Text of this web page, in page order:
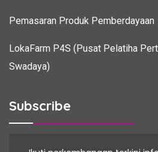
Pemasaran Produk Pemberdayaan
LokaFarm P4S (Pusat Pelatiha
Swadaya)
Subscribe